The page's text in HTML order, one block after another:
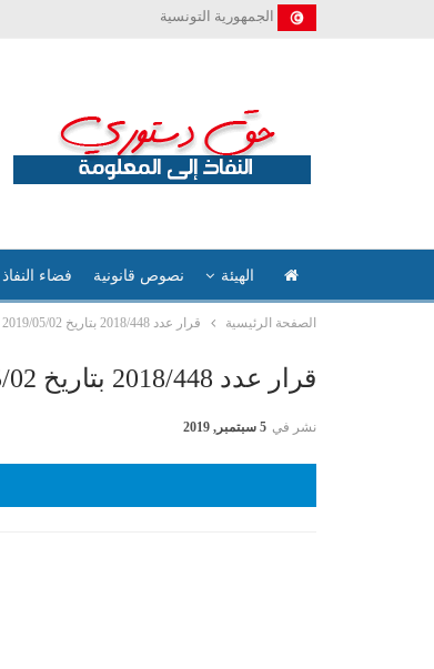
الجمهورية التونسية
الهيئة نصوص قانونية فضاء
الصفحة الرئيسية قرار عدد 2018/448 بتاريخ 2019/05/02
قرار عدد 2018/448 بتاريخ 2019/05/02
نشر في 5 سبتمبر, 2019